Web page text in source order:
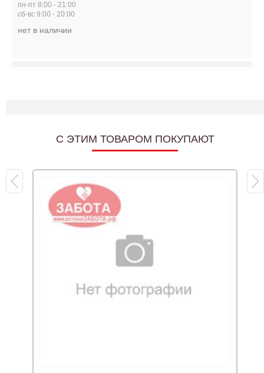
пн-пт 8:00 - 21:00
сб-вс 9:00 - 20:00
нет в наличии
C ЭТИМ ТОВАРОМ ПОКУПАЮТ